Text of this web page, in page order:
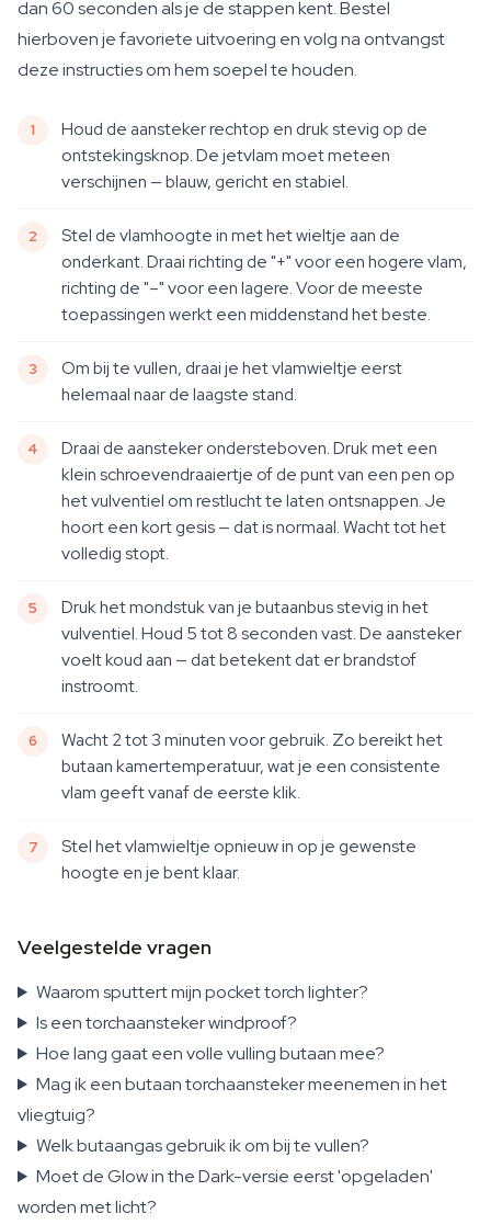
dan 60 seconden als je de stappen kent. Bestel
hierboven je favoriete uitvoering en volg na ontvangst
deze instructies om hem soepel te houden.
Houd de aansteker rechtop en druk stevig op de
ontstekingsknop. De jetvlam moet meteen
verschijnen — blauw, gericht en stabiel.
Stel de vlamhoogte in met het wieltje aan de
onderkant. Draai richting de "+" voor een hogere vlam,
richting de "–" voor een lagere. Voor de meeste
toepassingen werkt een middenstand het beste.
Om bij te vullen, draai je het vlamwieltje eerst
helemaal naar de laagste stand.
Draai de aansteker ondersteboven. Druk met een
klein schroevendraaiertje of de punt van een pen op
het vulventiel om restlucht te laten ontsnappen. Je
hoort een kort gesis — dat is normaal. Wacht tot het
volledig stopt.
Druk het mondstuk van je butaanbus stevig in het
vulventiel. Houd 5 tot 8 seconden vast. De aansteker
voelt koud aan — dat betekent dat er brandstof
instroomt.
Wacht 2 tot 3 minuten voor gebruik. Zo bereikt het
butaan kamertemperatuur, wat je een consistente
vlam geeft vanaf de eerste klik.
Stel het vlamwieltje opnieuw in op je gewenste
hoogte en je bent klaar.
Veelgestelde vragen
Waarom sputtert mijn pocket torch lighter?
Is een torchaansteker windproof?
Hoe lang gaat een volle vulling butaan mee?
Mag ik een butaan torchaansteker meenemen in het
vliegtuig?
Welk butaangas gebruik ik om bij te vullen?
Moet de Glow in the Dark-versie eerst 'opgeladen'
worden met licht?